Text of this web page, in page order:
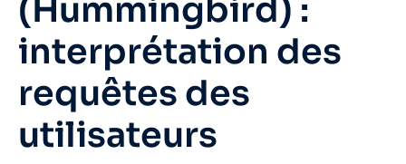
(Hummingbird) :
interprétation des
requêtes des
utilisateurs